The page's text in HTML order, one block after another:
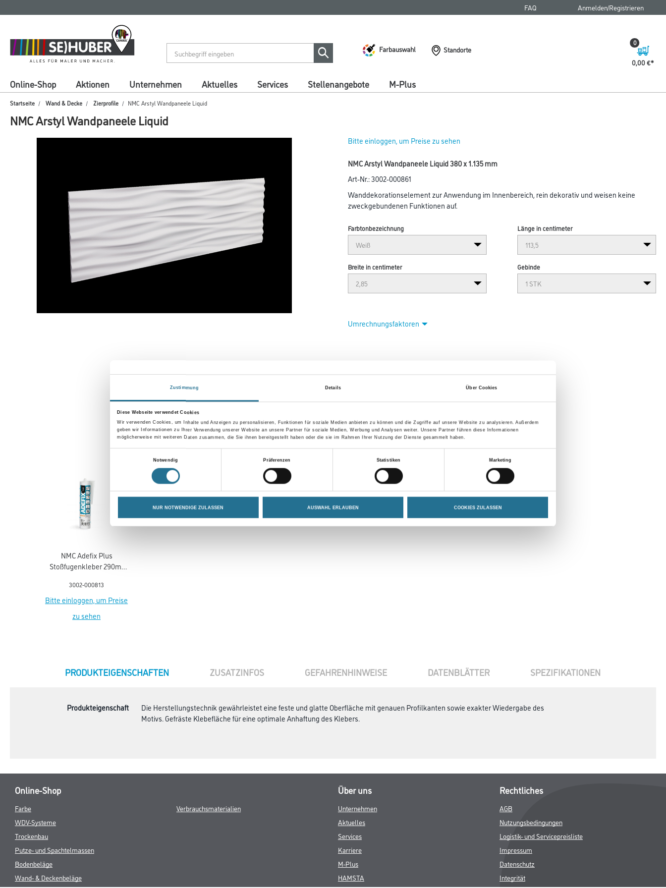
Zustimmung Details Über Cookies
Diese Webseite verwendet Cookies
Wir verwenden Cookies, um Inhalte und Anzeigen zu personalisieren, Funktionen für soziale Medien anbieten zu können und die Zugriffe auf unsere Website zu analysieren. Außerdem
geben wir Informationen zu Ihrer Verwendung unserer Website an unsere Partner für soziale Medien, Werbung und Analysen weiter. Unsere Partner führen diese Informationen
möglicherweise mit weiteren Daten zusammen, die Sie ihnen bereitgestellt haben oder die sie im Rahmen Ihrer Nutzung der Dienste gesammelt haben.
Notwendig
Präferenzen Statistiken Marketing
NUR NOTWENDIGE ZULASSEN AUSWAHL ERLAUBEN COOKIES ZULASSEN
springen
springen
FAQ Anmelden/Registrieren
Farbauswahl
Standorte
0,00 €
0
Online-Shop Aktionen Unternehmen Aktuelles Services Stellenangebote M-Plus
Startseite Wand & Decke Zierprofile NMC Arstyl Wandpaneele Liquid
NMC Arstyl Wandpaneele Liquid
Bitte einloggen, um Preise zu sehen
NMC Arstyl Wandpaneele Liquid 380 x 1.135 mm
Art-Nr.:3002-000861
Wanddekorationselement zur Anwendung im Innenbereich, rein dekorativ und weisen keine
zweckgebundenen Funktionen auf.
Farbtonbezeichnung Länge in centimeter
Breite in centimeter Gebinde
Umrechnungsfaktoren
NMC Adefix Plus
Stoßfugenkleber 290ml
10 cm Auslad.
3002-000813
Bitte einloggen, um Preise
zu sehen
CURRENT
PRODUKTEIGENSCHAFTEN ZUSATZINFOS GEFAHRENHINWEISE DATENBLÄTTER SPEZIFIKATIONEN
Produkteigenschaft
Die Herstellungstechnik gewährleistet eine feste und glatte Oberfläche mit genauen Profilkanten sowie exakter Wiedergabe des
Motivs. Gefräste Klebefläche für eine optimale Anhaftung des Klebers.
Online-Shop
Farbe
WDV-Systeme
Trockenbau
Putze- und Spachtelmassen
Bodenbeläge
Wand- & Deckenbeläge
Verbrauchsmaterialien
Über uns
Unternehmen
Aktuelles
Services
Karriere
M-Plus
HAMSTA
Rechtliches
AGB
Nutzungsbedingungen
Logistik- und Servicepreisliste
Impressum
Datenschutz
Integrität